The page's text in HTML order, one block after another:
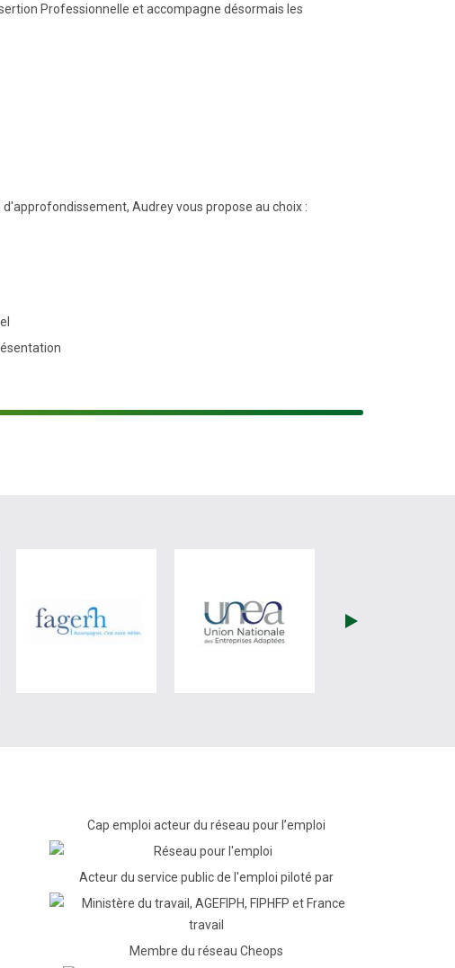
Professionnelle et accompagne désormais les
Audrey vous propose au choix :
fenêtre)
les site de France Travail (nouvelle fenêtre)visiter les site de Fagerh (nouvelle fenêtre)
visiter les site de Unea
Cap emploi acteur du réseau pour l’emploi
Acteur du service public de l'emploi piloté par
Membre du réseau Cheops